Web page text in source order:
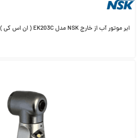
ایر موتور آب از خارج NSK مدل EK203C ( ان اس کی )